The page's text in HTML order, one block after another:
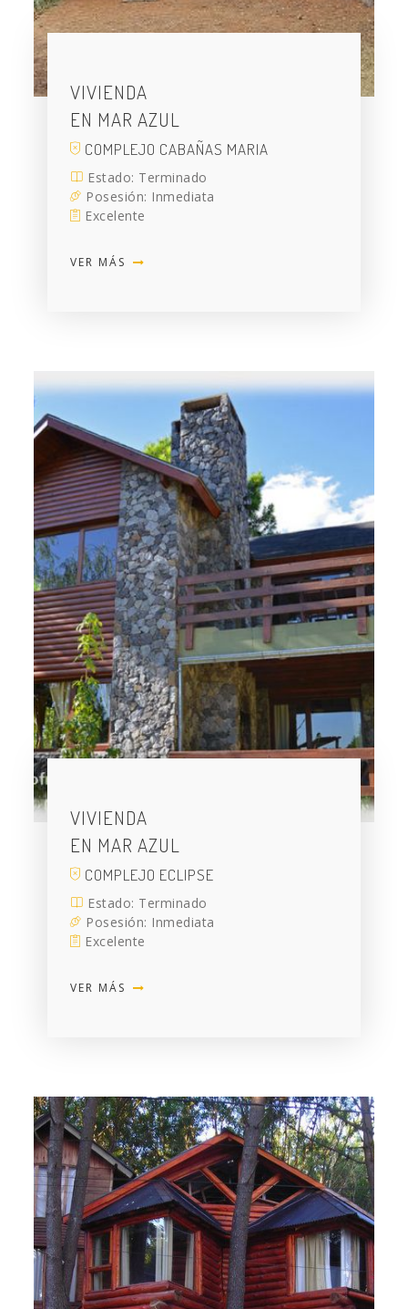
VIVIENDA
EN MAR AZUL
COMPLEJO CABAÑAS MARIA
Estado: Terminado
Posesión: Inmediata
Excelente
VER MÁS
VIVIENDA
EN MAR AZUL
COMPLEJO ECLIPSE
Estado: Terminado
Posesión: Inmediata
Excelente
VER MÁS